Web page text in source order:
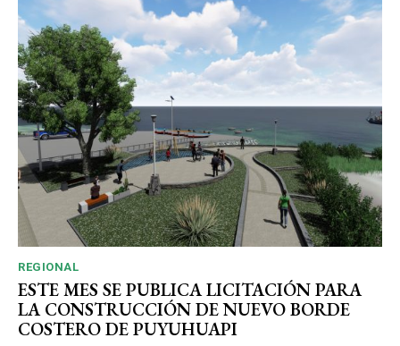
REGIONAL
ESTE MES SE PUBLICA LICITACIÓN PARA
LA CONSTRUCCIÓN DE NUEVO BORDE
COSTERO DE PUYUHUAPI